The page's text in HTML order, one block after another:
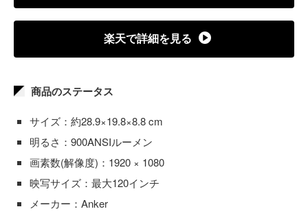
楽天で詳細を見る
商品のステータス
サイズ：約28.9×19.8×8.8 cm
明るさ：900ANSIルーメン
画素数(解像度)：1920 × 1080
映写サイズ：最大120インチ
メーカー：Anker